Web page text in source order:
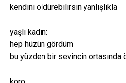
kendini öldürebilirsin yanlışlıkla
yaşlı kadın:
hep hüzün gördüm
bu yüzden bir sevincin ortasında